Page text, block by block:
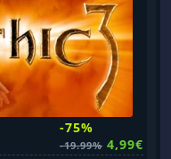
-75%
-19.99% 4,99€